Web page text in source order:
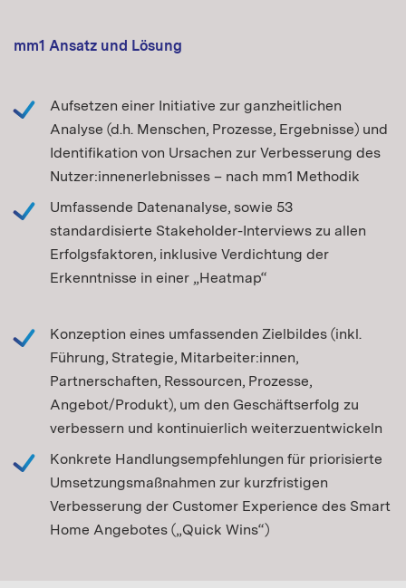
mm1 Ansatz und Lösung
Aufsetzen einer Initiative zur ganzheitlichen
Analyse (d.h. Menschen, Prozesse, Ergebnisse) und
Identifikation von Ursachen zur Verbesserung des
Nutzer:innenerlebnisses – nach mm1 Methodik
Umfassende Datenanalyse, sowie 53
standardisierte Stakeholder-Interviews zu allen
Erfolgsfaktoren, inklusive Verdichtung der
Erkenntnisse in einer „Heatmap“
Konzeption eines umfassenden Zielbildes (inkl.
Führung, Strategie, Mitarbeiter:innen,
Partnerschaften, Ressourcen, Prozesse,
Angebot/Produkt), um den Geschäftserfolg zu
verbessern und kontinuierlich weiterzuentwickeln
Konkrete Handlungsempfehlungen für priorisierte
Umsetzungsmaßnahmen zur kurzfristigen
Verbesserung der Customer Experience des Smart
Home Angebotes („Quick Wins“)